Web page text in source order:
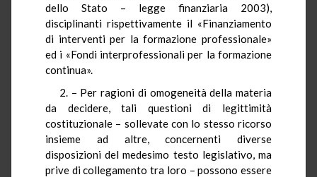
dello Stato – legge finanziaria 2003),
disciplinanti rispettivamente il «Finanziamento
di interventi per la formazione professionale»
ed i «Fondi interprofessionali per la formazione
continua».
2. – Per ragioni di omogeneità della materia
da decidere, tali questioni di legittimità
costituzionale – sollevate con lo stesso ricorso
insieme ad altre, concernenti diverse
disposizioni del medesimo testo legislativo, ma
prive di collegamento tra loro – possono essere